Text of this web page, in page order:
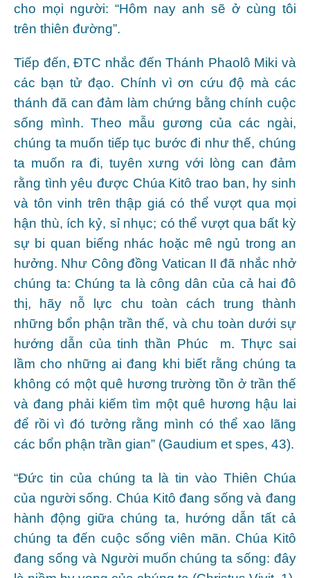
cho mọi người: “Hôm nay anh sẽ ở cùng tôi
trên thiên đường”.
Tiếp đến, ĐTC nhắc đến Thánh Phaolô Miki và
các bạn tử đạo. Chính vì ơn cứu độ mà các
thánh đã can đảm làm chứng bằng chính cuộc
sống mình. Theo mẫu gương của các ngài,
chúng ta muốn tiếp tục bước đi như thế, chúng
ta muốn ra đi, tuyên xưng với lòng can đảm
rằng tình yêu được Chúa Kitô trao ban, hy sinh
và tôn vinh trên thập giá có thể vượt qua mọi
hận thù, ích kỷ, sỉ nhục; có thể vượt qua bất kỳ
sự bi quan biếng nhác hoặc mê ngủ trong an
hưởng. Như Công đồng Vatican II đã nhắc nhở
chúng ta: Chúng ta là công dân của cả hai đô
thị, hãy nỗ lực chu toàn cách trung thành
những bổn phận trần thế, và chu toàn dưới sự
hướng dẫn của tinh thần Phúc m. Thực sai
lầm cho những ai đang khi biết rằng chúng ta
không có một quê hương trường tồn ở trần thế
và đang phải kiếm tìm một quê hương hậu lai
để rồi vì đó tưởng rằng mình có thể xao lãng
các bổn phận trần gian” (Gaudium et spes, 43).
“Đức tin của chúng ta là tin vào Thiên Chúa
của người sống. Chúa Kitô đang sống và đang
hành động giữa chúng ta, hướng dẫn tất cả
chúng ta đến cuộc sống viên mãn. Chúa Kitô
đang sống và Người muốn chúng ta sống: đây